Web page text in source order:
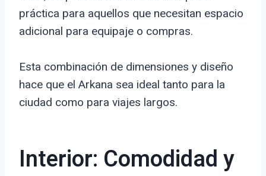
práctica para aquellos que necesitan espacio
adicional para equipaje o compras.
Esta combinación de dimensiones y diseño
hace que el Arkana sea ideal tanto para la
ciudad como para viajes largos.
Interior: Comodidad y